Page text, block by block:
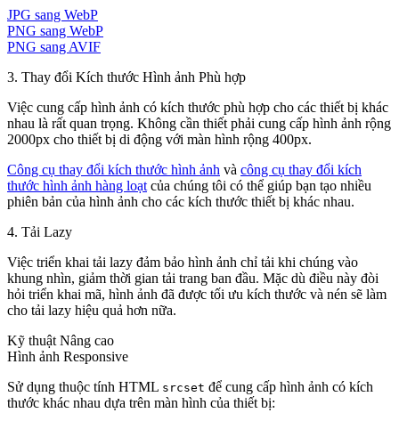
JPG sang WebP
PNG sang WebP
PNG sang AVIF
3. Thay đổi Kích thước Hình ảnh Phù hợp
Việc cung cấp hình ảnh có kích thước phù hợp cho các thiết bị khác
nhau là rất quan trọng. Không cần thiết phải cung cấp hình ảnh rộng
2000px cho thiết bị di động với màn hình rộng 400px.
Công cụ thay đổi kích thước hình ảnh và công cụ thay đổi kích
thước hình ảnh hàng loạt của chúng tôi có thể giúp bạn tạo nhiều
phiên bản của hình ảnh cho các kích thước thiết bị khác nhau.
4. Tải Lazy
Việc triển khai tải lazy đảm bảo hình ảnh chỉ tải khi chúng vào
khung nhìn, giảm thời gian tải trang ban đầu. Mặc dù điều này đòi
hỏi triển khai mã, hình ảnh đã được tối ưu kích thước và nén sẽ làm
cho tải lazy hiệu quả hơn nữa.
Kỹ thuật Nâng cao
Hình ảnh Responsive
Sử dụng thuộc tính HTML srcset để cung cấp hình ảnh có kích
thước khác nhau dựa trên màn hình của thiết bị: